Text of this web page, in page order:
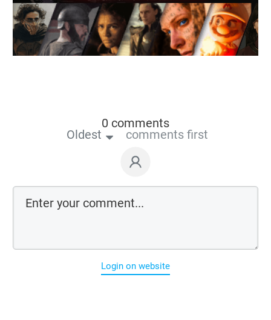
0 comments
Oldest comments first
Login on website